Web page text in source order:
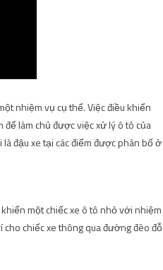
nhiệm vụ cụ thể. Việc điều khiển
làm chủ được việc xử lý ô tô của
đậu xe tại các điểm được phân bố ở
một chiếc xe ô tô nhỏ với nhiệm
chiếc xe thông qua đường đèo đỗ